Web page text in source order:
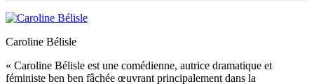
Caroline Bélisle
« Caroline Bélisle est une comédienne, autrice dramatique et
féministe ben ben fâchée œuvrant principalement dans la